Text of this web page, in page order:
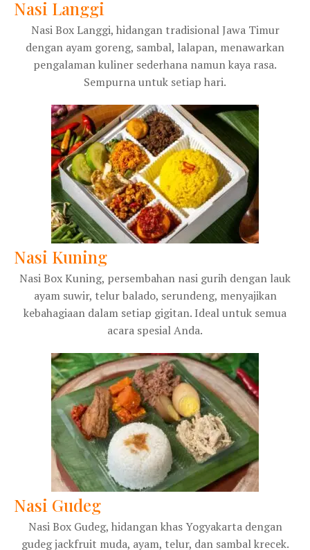
Nasi Langgi
Nasi Box Langgi, hidangan tradisional Jawa Timur
dengan ayam goreng, sambal, lalapan, menawarkan
pengalaman kuliner sederhana namun kaya rasa.
Sempurna untuk setiap hari.
Nasi Kuning
Nasi Box Kuning, persembahan nasi gurih dengan lauk
ayam suwir, telur balado, serundeng, menyajikan
kebahagiaan dalam setiap gigitan. Ideal untuk semua
acara spesial Anda.
Nasi Gudeg
Nasi Box Gudeg, hidangan khas Yogyakarta dengan
gudeg jackfruit muda, ayam, telur, dan sambal krecek.